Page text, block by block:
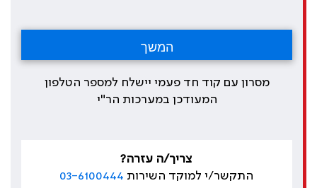
מסרון עם קוד חד פעמי יישלח למספר הטלפון
המעודכן במערכות הר"י
צריך/ה עזרה?
התקשר/י למוקד השירות 03-6100444